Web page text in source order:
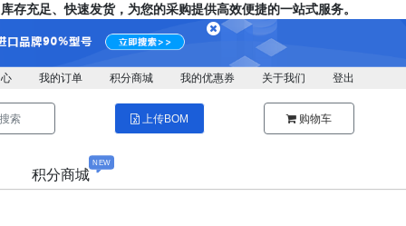
足、快速发货，为您的采购提供高效便捷的一站式服务。
我的订单 积分商城 我的优惠券 关于我们 登出
搜索 上传BOM 购物车
积分商城
NEW